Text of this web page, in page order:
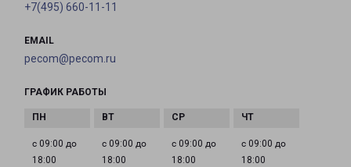
+7(495) 660-11-11
EMAIL
pecom@pecom.ru
ГРАФИК РАБОТЫ
с 09:00 до
18:00
с 09:00 до
18:00
с 09:00 до
18:00
с 09:00 до
18:00